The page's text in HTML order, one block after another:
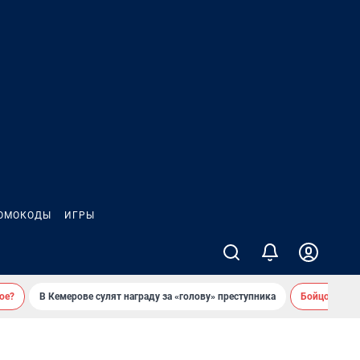
ИГРЫ
В Кемерове сулят награду за «голову» преступника Бойцовский